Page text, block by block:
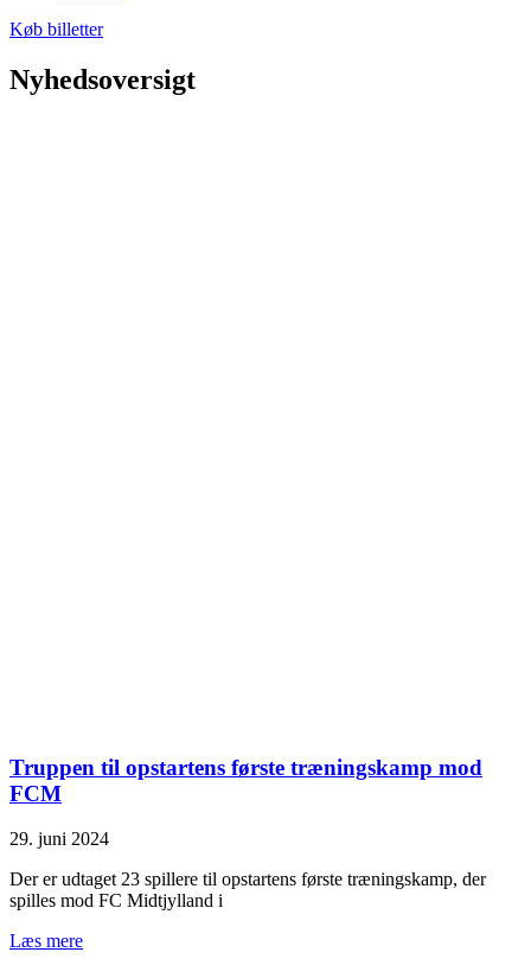
Køb billetter
Nyhedsoversigt
Truppen til opstartens første træningskamp mod
FCM
29. juni 2024
Der er udtaget 23 spillere til opstartens første træningskamp, der
spilles mod FC Midtjylland i
Læs mere